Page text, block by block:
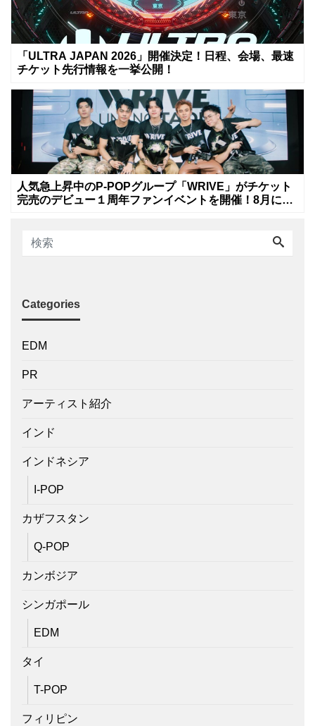
「ULTRA JAPAN 2026」開催決定！日程、会場、最速
チケット先行情報を一挙公開！
人気急上昇中のP-POPグループ「WRIVE」がチケット
完売のデビュー１周年ファンイベントを開催！8月に新
Categories
EDM
PR
アーティスト紹介
インド
インドネシア
I-POP
カザフスタン
Q-POP
カンボジア
シンガポール
EDM
タイ
T-POP
フィリピン